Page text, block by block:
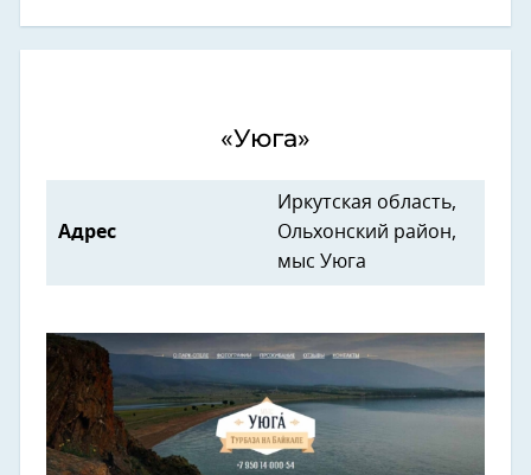
«Уюга»
Адрес
Иркутская область,
Ольхонский район,
мыс Уюга